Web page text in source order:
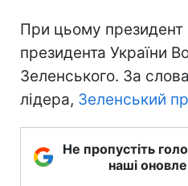
При цьому
президента України
Зеленського. За
лідера, Зеленський
Не пропустіть
наші